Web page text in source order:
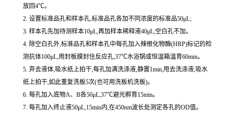
放回4℃。
2. 设置标准品孔和样本孔,标准品孔各加不同浓度的标准品50μL;
3. 样本孔先加待测样本10μL,再加样本稀释液40μL;空白孔不加。
4. 除空白孔外,标准品孔和样本孔中每孔加入辣根化物酶(HRP)标记的检
测抗体100μL,用封板膜封住反应孔,37℃水浴锅或恒温箱温育60min。
5. 弃去液体,吸水纸上拍干,每孔加满洗涤液,静置1min,甩去洗涤液,吸水
纸上拍干,如此重复洗板5次(也可用洗板机洗板)。
6. 每孔加入底物A、B各50μL,37℃避光孵育15min。
7. 每孔加入终止液50μL,15min内,在450nm波长处测定各孔的OD值。